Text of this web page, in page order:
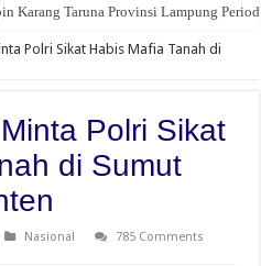
Karang Taruna Provinsi Lampung
Polri Sikat Habis Mafia Tanah di
Polri Sikat
di Sumut
Nasional
785 Comments